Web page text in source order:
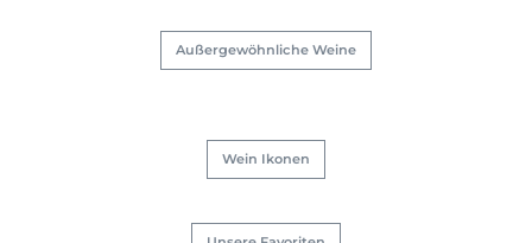
Außergewöhnliche Weine
Wein Ikonen